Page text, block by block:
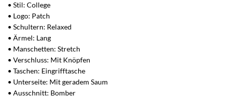
• Stil: College
• Logo: Patch
• Schultern: Relaxed
• Ärmel: Lang
• Manschetten: Stretch
• Verschluss: Mit Knöpfen
• Taschen: Eingrifftasche
• Unterseite: Mit geradem Saum
• Ausschnitt: Bomber